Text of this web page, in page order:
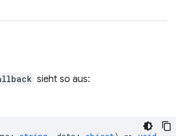
sieht so aus: